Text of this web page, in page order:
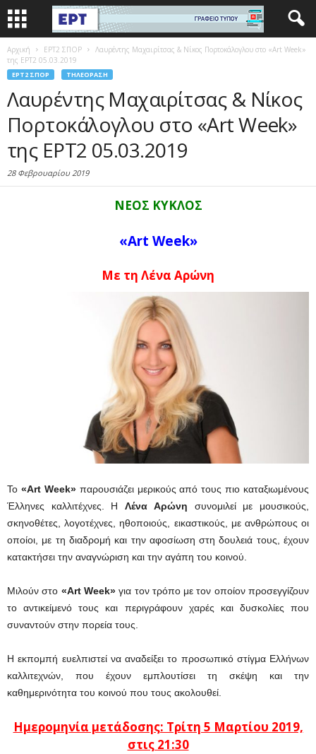
Αρχική EΡΤ2 ΣΠΟΡ
Λαυρέντης Μαχαιρίτσας & Νίκος Πορτοκάλογλου στο «Art Week»
της ΕΡΤ2 05.03.2019
EΡΤ2 ΣΠΟΡ ΤΗΛΕΌΡΑΣΗ
Λαυρέντης Μαχαιρίτσας & Νίκος
Πορτοκάλογλου στο «Art Week»
της ΕΡΤ2 05.03.2019
28 Φεβρουαρίου 2019
ΝΕΟΣ ΚΥΚΛΟΣ
«Art Week»
Με τη Λένα Αρώνη
Το «Art Week»παρουσιάζει μερικούς από τους πιο καταξιωμένους
Έλληνες καλλιτέχνες. ΗΛένα Αρώνη συνομιλεί με μουσικούς,
σκηνοθέτες, λογοτέχνες, ηθοποιούς, εικαστικούς, με ανθρώπους οι
οποίοι, με τη διαδρομή και την αφοσίωση στη δουλειά τους, έχουν
κατακτήσει την αναγνώριση και την αγάπη του κοινού.
Μιλούν στο «Art Week»για τον τρόπο με τον οποίον προσεγγίζουν
το αντικείμενό τους και περιγράφουν χαρές και δυσκολίες που
συναντούν στην πορεία τους.
Η εκπομπή ευελπιστεί να αναδείξει το προσωπικό στίγμα Ελλήνων
καλλιτεχνών, που έχουν εμπλουτίσει τη σκέψη και την
καθημερινότητα του κοινού που τους ακολουθεί.
Ημερομηνία μετάδοσης: Τρίτη 5 Μαρτίου 2019,
στις 21:30